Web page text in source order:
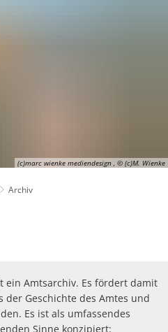
(c)marc wienke mediendesign , © (c)M. Wienke
Archiv
ein Amtsarchiv. Es fördert damit
Geschichte des Amtes und
Es ist als umfassendes
Sinne konzipiert: